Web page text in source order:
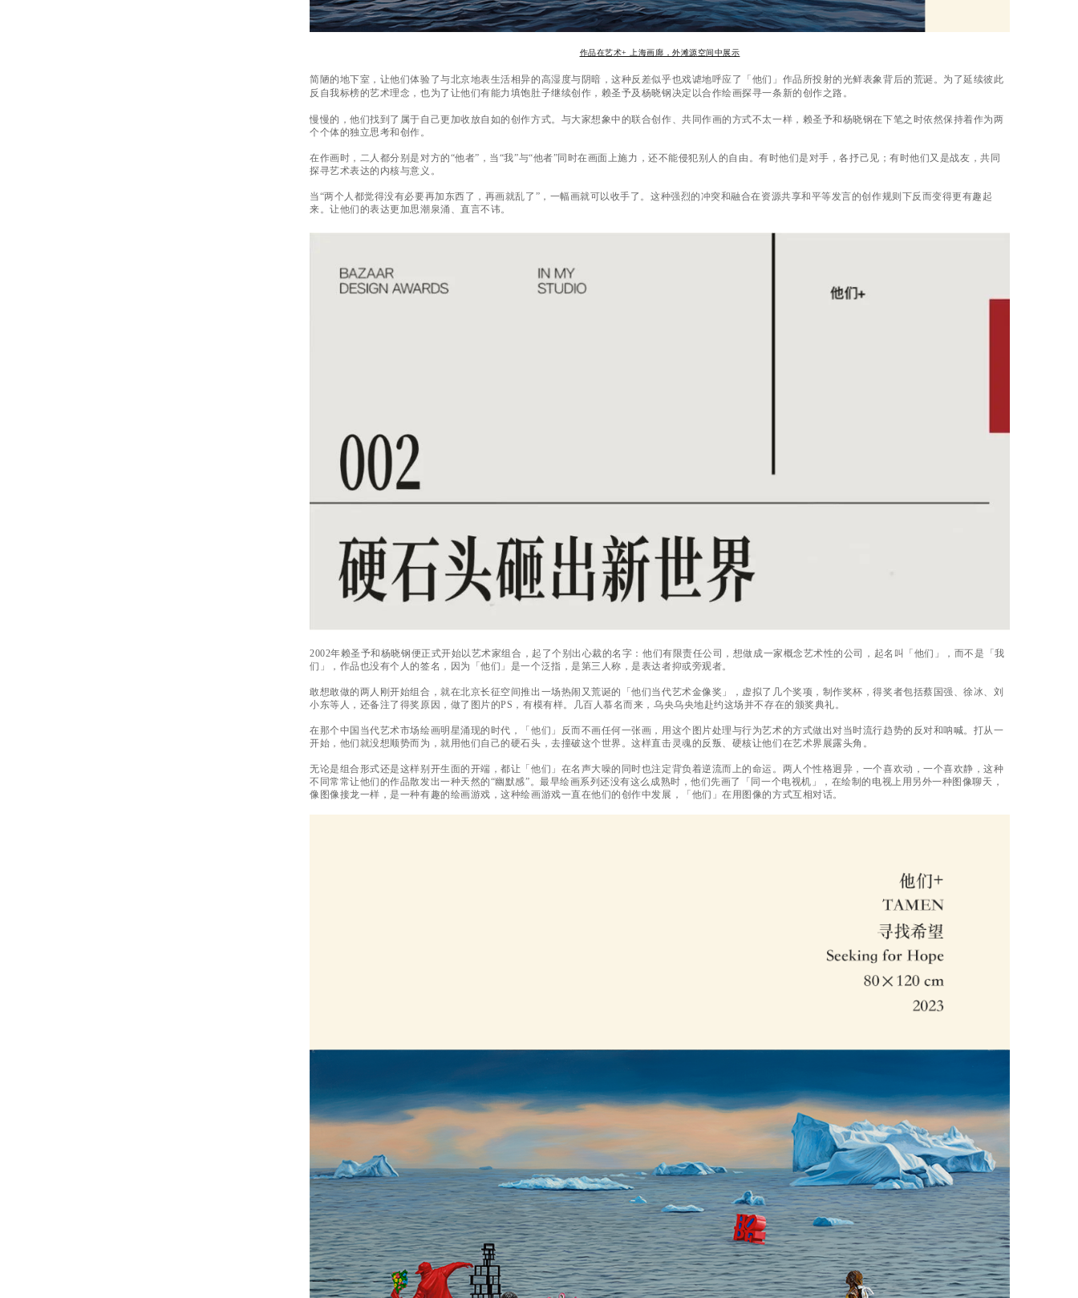
作品在艺术+ 上海画廊，外滩源空间中展示
简陋的地下室，让他们体验了与北京地表生活相异的高湿度与阴暗，这种反差似乎也戏谑地呼应了「他们」作品所投射的光鲜表象背后的荒诞。为了延续彼此
反自我标榜的艺术理念，也为了让他们有能力填饱肚子继续创作，赖圣予及杨晓钢决定以合作绘画探寻一条新的创作之路。
慢慢的，他们找到了属于自己更加收放自如的创作方式。与大家想象中的联合创作、共同作画的方式不太一样，赖圣予和杨晓钢在下笔之时依然保持着作为两
个个体的独立思考和创作。
在作画时，二人都分别是对方的“他者”，当“我”与“他者”同时在画面上施力，还不能侵犯别人的自由。有时他们是对手，各抒己见；有时他们又是战友，共同
探寻艺术表达的内核与意义。
当“两个人都觉得没有必要再加东西了，再画就乱了”，一幅画就可以收手了。这种强烈的冲突和融合在资源共享和平等发言的创作规则下反而变得更有趣起
来。让他们的表达更加思潮泉涌、直言不讳。
2002年赖圣予和杨晓钢便正式开始以艺术家组合，起了个别出心裁的名字：他们有限责任公司，想做成一家概念艺术性的公司，起名叫「他们」，而不是「我
们」，作品也没有个人的签名，因为「他们」是一个泛指，是第三人称，是表达者抑或旁观者。
敢想敢做的两人刚开始组合，就在北京长征空间推出一场热闹又荒诞的「他们当代艺术金像奖」，虚拟了几个奖项，制作奖杯，得奖者包括蔡国强、徐冰、刘
小东等人，还备注了得奖原因，做了图片的PS，有模有样。几百人慕名而来，乌央乌央地赴约这场并不存在的颁奖典礼。
在那个中国当代艺术市场绘画明星涌现的时代，「他们」反而不画任何一张画，用这个图片处理与行为艺术的方式做出对当时流行趋势的反对和呐喊。打从一
开始，他们就没想顺势而为，就用他们自己的硬石头，去撞破这个世界。这样直击灵魂的反叛、硬核让他们在艺术界展露头角。
无论是组合形式还是这样别开生面的开端，都让「他们」在名声大噪的同时也注定背负着逆流而上的命运。两人个性格迥异，一个喜欢动，一个喜欢静，这种
不同常常让他们的作品散发出一种天然的“幽默感”。最早绘画系列还没有这么成熟时，他们先画了「同一个电视机」，在绘制的电视上用另外一种图像聊天，
像图像接龙一样，是一种有趣的绘画游戏，这种绘画游戏一直在他们的创作中发展，「他们」在用图像的方式互相对话。